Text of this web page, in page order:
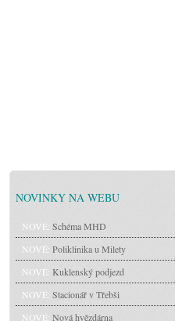
NOVINKY NA WEBU
NOVÉ: Schéma MHD
NOVÉ: Poliklinika u Milety
NOVÉ: Kuklenský podjezd
NOVÉ: Stacionář v Třebši
NOVÉ: Nová hvězdárna